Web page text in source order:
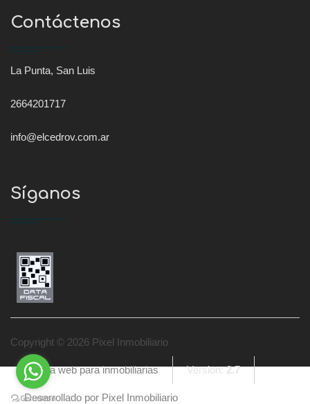
Contáctenos
La Punta, San Luis
2664201717
info@elcedrov.com.ar
Síganos
Copyright © 2026 Pixel Inmobiliario
Página web para inmobiliarias Version:2.7
Desarrollado por Pixel Inmobiliario